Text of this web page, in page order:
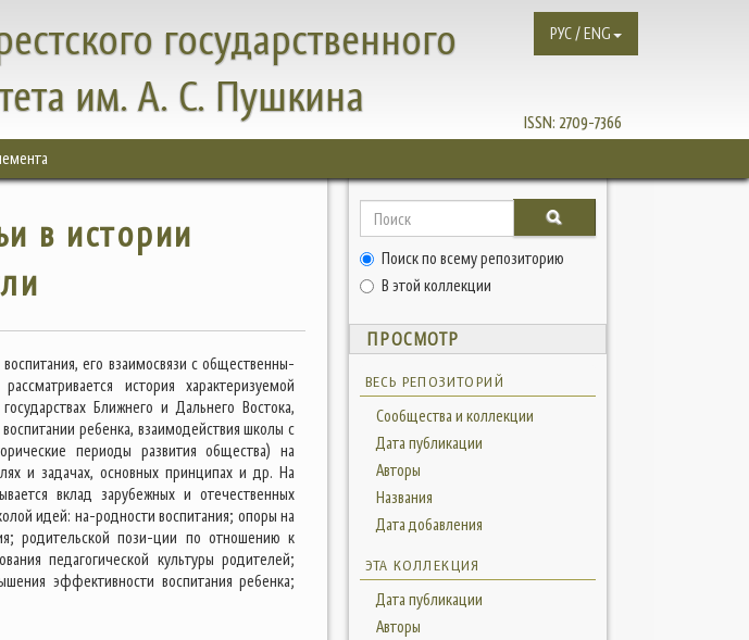
государственного
им. А. С. Пушкина
ISSN: 2709-7366
РУС / ENG
в истории
его взаимосвязи с общественны-
история характеризуемой
Ближнего и Дальнего Востока,
ребенка, взаимодействия школы с
периоды развития общества) на
и задачах, основных принципах и др. На
вклад зарубежных и отечественных
идей: на-родности воспитания; опоры на
родительской пози-ции по отношению к
педагогической культуры родителей;
эффективности воспитания ребенка;
Поиск по всему репозиторию
В этой коллекции
ПРОСМОТР
ВЕСЬ РЕПОЗИТОРИЙ
Сообщества и коллекции
Дата публикации
Авторы
Названия
Дата добавления
ЭТА КОЛЛЕКЦИЯ
Дата публикации
Авторы